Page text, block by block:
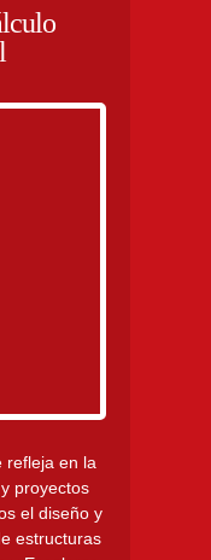
refleja en la
proyectos
el diseño y
estructuras